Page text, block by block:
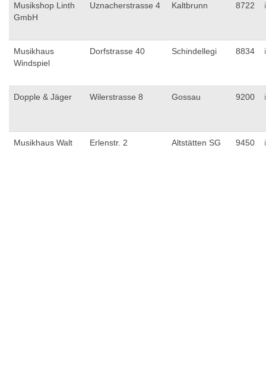
Musikshop Linth
GmbH
Uznacherstrasse 4 Kaltbrunn 8722
Musikhaus
Windspiel
Dorfstrasse 40 Schindellegi 8834
Dopple & Jäger Wilerstrasse 8 Gossau 9200
Musikhaus Walt Erlenstr. 2 Altstätten SG 9450